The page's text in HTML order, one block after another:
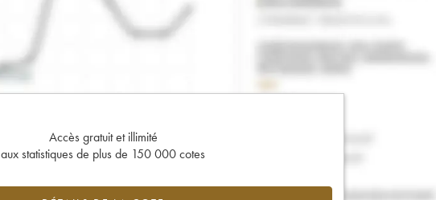
Accès gratuit et illimité
aux statistiques de plus de 150 000 cotes